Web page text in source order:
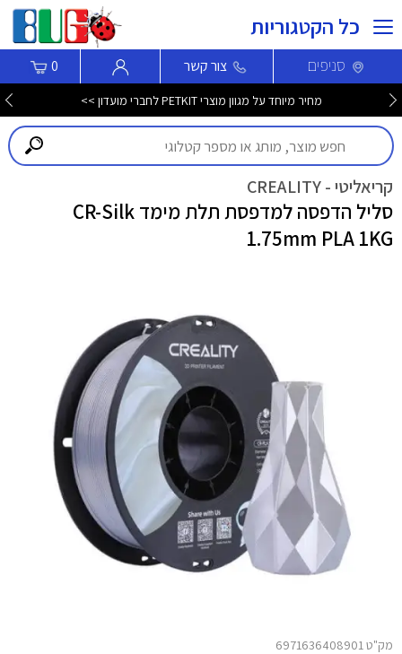
כל הקטגוריות
סניפים צור קשר 0
מחיר מיוחד על מגוון מוצרי PETKIT לחברי מועדון >>
קריאליטי - CREALITY
סליל הדפסה למדפסת תלת מימד CR-Silk
1.75mm PLA 1KG
מק"ט 6971636408901